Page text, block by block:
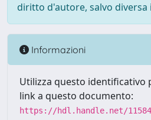
diritto d'autore, salvo diversa
Informazioni
Utilizza questo identificativo
link a questo documento:
https://hdl.handle.net/